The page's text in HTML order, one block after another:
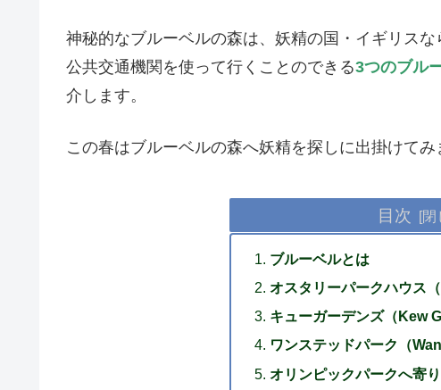
神秘的なブルーベルの森は、妖精の国・イギリス
公共交通機関を使って行くことのできる3つのブル
介します。
この春はブルーベルの森へ妖精を探しに出掛けてみ
目次
ブルーベルとは
オスタリーパークハウス
キューガーデンズ（Kew
ワンステッドパーク（
オリンピックパークへ寄